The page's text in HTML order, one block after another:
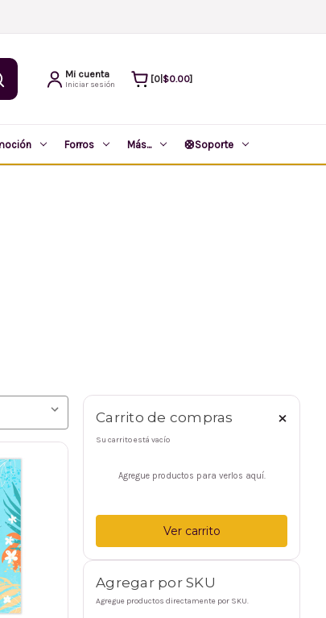
Mi cuenta
Iniciar sesión 0 $0.00
Forros Más... 🛟Soporte
Carrito de compras
Su carrito está vacío
×
Agregue productos para verlos aquí.
Ver carrito
Agregar por SKU
Agregue productos directamente por SKU.